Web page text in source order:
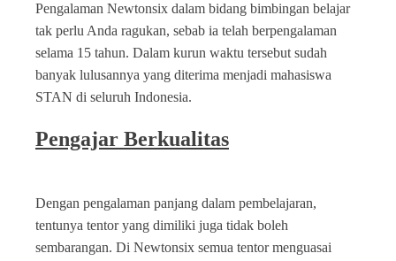
Pengalaman Newtonsix dalam bidang bimbingan belajar
tak perlu Anda ragukan, sebab ia telah berpengalaman
selama 15 tahun. Dalam kurun waktu tersebut sudah
banyak lulusannya yang diterima menjadi mahasiswa
STAN di seluruh Indonesia.
Pengajar Berkualitas
Dengan pengalaman panjang dalam pembelajaran,
tentunya tentor yang dimiliki juga tidak boleh
sembarangan. Di Newtonsix semua tentor menguasai